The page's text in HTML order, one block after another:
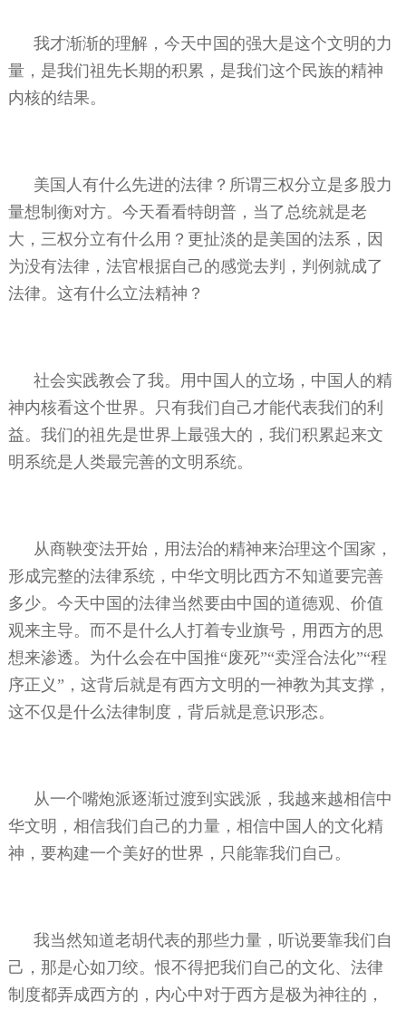
我才渐渐的理解，今天中国的强大是这个文明的力
量，是我们祖先长期的积累，是我们这个民族的精神
内核的结果。
美国人有什么先进的法律？所谓三权分立是多股力
量想制衡对方。今天看看特朗普，当了总统就是老
大，三权分立有什么用？更扯淡的是美国的法系，因
为没有法律，法官根据自己的感觉去判，判例就成了
法律。这有什么立法精神？
社会实践教会了我。用中国人的立场，中国人的精
神内核看这个世界。只有我们自己才能代表我们的利
益。我们的祖先是世界上最强大的，我们积累起来文
明系统是人类最完善的文明系统。
从商鞅变法开始，用法治的精神来治理这个国家，
形成完整的法律系统，中华文明比西方不知道要完善
多少。今天中国的法律当然要由中国的道德观、价值
观来主导。而不是什么人打着专业旗号，用西方的思
想来渗透。为什么会在中国推“废死”“卖淫合法化”“程
序正义”，这背后就是有西方文明的一神教为其支撑，
这不仅是什么法律制度，背后就是意识形态。
从一个嘴炮派逐渐过渡到实践派，我越来越相信中
华文明，相信我们自己的力量，相信中国人的文化精
神，要构建一个美好的世界，只能靠我们自己。
我当然知道老胡代表的那些力量，听说要靠我们自
己，那是心如刀绞。恨不得把我们自己的文化、法律
制度都弄成西方的，内心中对于西方是极为神往的，